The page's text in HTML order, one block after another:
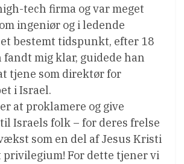
tech firma og var meget
ingeniør og i ledende
bestemt tidspunkt, efter 18
fandt mig klar, guidede han
tjene som direktør for
i Israel.
at proklamere og give
Israels folk – for deres frelse
som en del af Jesus Kristi
For dette tjener vi